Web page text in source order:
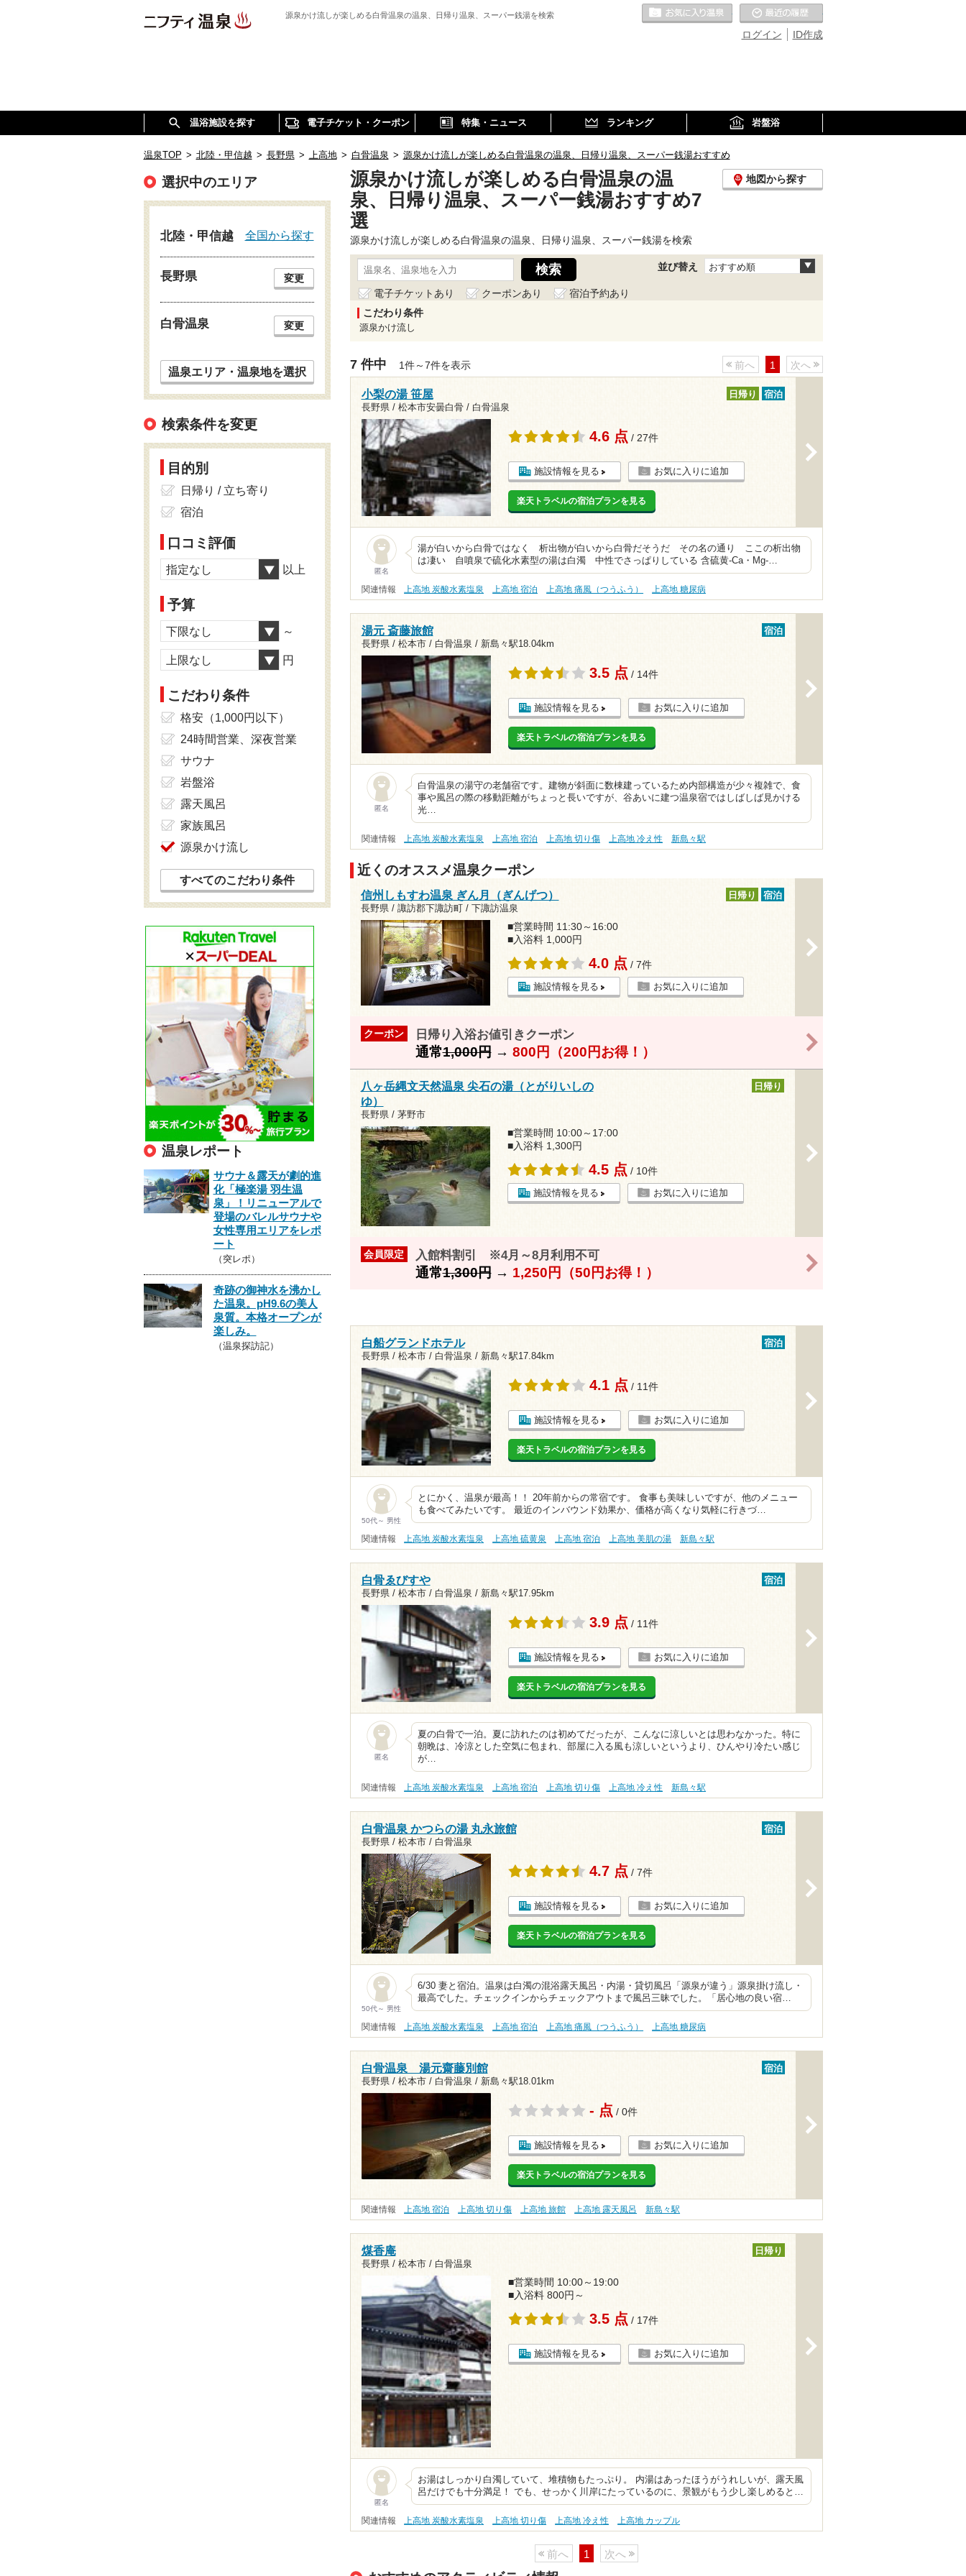
源泉かけ流しが楽しめる白骨温泉の温泉、日帰り温泉、スーパー銭湯を検索
ID作成
ログイン
お気に入りの温泉
温浴施設を探す 電子チケット・クーポン 特集・ニュース ランキング 岩盤浴
温泉TOP > 北陸・甲信越 > 長野県 > 上高地 > 白骨温泉 > 源泉かけ流しが楽しめる白骨温泉の温泉、日帰り温泉、スーパー銭湯おすすめ
源泉かけ流しが楽しめる白骨温泉の温
泉、日帰り温泉、スーパー銭湯おすすめ7
選
地図から探す
源泉かけ流しが楽しめる白骨温泉の温泉、日帰り温泉、スーパー銭湯を検索
並び替え おすすめ順
電子チケットあり クーポンあり
宿泊予約あり
こだわり条件
源泉かけ流し
7 件中 1件～7件を表示 前へ 1 次へ
小梨の湯 笹屋
長野県 / 松本市安曇白骨 / 白骨温泉
日帰り 宿泊
4.6 点 / 27件
施設情報を見る お気に入りに追加
楽天トラベルの宿泊プランを見る
匿名
湯が白いから白骨ではなく 析出物が白いから白骨だそうだ その名の通り ここの析出物
は凄い 自噴泉で硫化水素型の湯は白濁 中性でさっぱりしている 含硫黄-Ca・Mg-…
関連情報 上高地 炭酸水素塩泉 上高地 宿泊 上高地 痛風（つうふう） 上高地 糖尿病
湯元 斎藤旅館
長野県 / 松本市 / 白骨温泉 / 新島々駅18.04km
宿泊
3.5 点 / 14件
施設情報を見る お気に入りに追加
楽天トラベルの宿泊プランを見る
匿名
白骨温泉の湯守の老舗宿です。建物が斜面に数棟建っているため内部構造が少々複雑で、食
事や風呂の際の移動距離がちょっと長いですが、谷あいに建つ温泉宿ではしばしば見かける
光…
関連情報 上高地 炭酸水素塩泉 上高地 宿泊 上高地 切り傷 上高地 冷え性 新島々駅
近くのオススメ温泉クーポン
信州しもすわ温泉 ぎん月（ぎんげつ）
長野県 / 諏訪郡下諏訪町 / 下諏訪温泉
日帰り 宿泊
■営業時間 11:30～16:00
■入浴料 1,000円
4.0 点 / 7件
施設情報を見る お気に入りに追加
クーポン 日帰り入浴お値引きクーポン
通常1,000円→ 800円（200円お得！）
>
八ヶ岳縄文天然温泉 尖石の湯（とがりいしの
ゆ）
長野県 / 茅野市
日帰り
■営業時間 10:00～17:00
■入浴料 1,300円
4.5 点 / 10件
施設情報を見る お気に入りに追加
会員限定 入館料割引 ※4月～8月利用不可
通常1,300円→ 1,250円（50円お得！）
>
白船グランドホテル
長野県 / 松本市 / 白骨温泉 / 新島々駅17.84km
宿泊
4.1 点 / 11件
施設情報を見る お気に入りに追加
楽天トラベルの宿泊プランを見る
50代～ 男性
とにかく、温泉が最高！！ 20年前からの常宿です。 食事も美味しいですが、他のメニュー
も食べてみたいです。 最近のインバウンド効果か、価格が高くなり気軽に行きづ…
関連情報 上高地 炭酸水素塩泉 上高地 硫黄泉 上高地 宿泊 上高地 美肌の湯 新島々駅
白骨ゑびすや
長野県 / 松本市 / 白骨温泉 / 新島々駅17.95km
宿泊
3.9 点 / 11件
施設情報を見る お気に入りに追加
楽天トラベルの宿泊プランを見る
匿名
夏の白骨で一泊。夏に訪れたのは初めてだったが、こんなに涼しいとは思わなかった。特に
朝晩は、冷涼とした空気に包まれ、部屋に入る風も涼しいというより、ひんやり冷たい感じ
が…
関連情報 上高地 炭酸水素塩泉 上高地 宿泊 上高地 切り傷 上高地 冷え性 新島々駅
白骨温泉 かつらの湯 丸永旅館
長野県 / 松本市 / 白骨温泉
宿泊
4.7 点 / 7件
施設情報を見る お気に入りに追加
楽天トラベルの宿泊プランを見る
50代～ 男性
6/30 妻と宿泊。温泉は白濁の混浴露天風呂・内湯・貸切風呂「源泉が違う」源泉掛け流し・
最高でした。チェックインからチェックアウトまで風呂三昧でした。「居心地の良い宿…
関連情報 上高地 炭酸水素塩泉 上高地 宿泊 上高地 痛風（つうふう） 上高地 糖尿病
白骨温泉 湯元齋藤別館
長野県 / 松本市 / 白骨温泉 / 新島々駅18.01km
宿泊
- 点 / 0件
施設情報を見る お気に入りに追加
楽天トラベルの宿泊プランを見る
関連情報 上高地 宿泊 上高地 切り傷 上高地 旅館 上高地 露天風呂 新島々駅
煤香庵
長野県 / 松本市 / 白骨温泉
日帰り
■営業時間 10:00～19:00
■入浴料 800円～
3.5 点 / 17件
施設情報を見る お気に入りに追加
匿名
お湯はしっかり白濁していて、堆積物もたっぷり。 内湯はあったほうがうれしいが、露天風
呂だけでも十分満足！ でも、せっかく川岸にたっているのに、景観がもう少し楽しめると…
関連情報 上高地 炭酸水素塩泉 上高地 切り傷 上高地 冷え性 上高地 カップル
前へ 1 次へ
選択中のエリア
北陸・甲信越 全国から探す
長野県 変更
白骨温泉 変更
温泉エリア・温泉地を選択
検索条件を変更
目的別
日帰り / 立ち寄り
宿泊
口コミ評価
指定なし 以上
予算
下限なし ～
上限なし 円
こだわり条件
格安（1,000円以下）
24時間営業、深夜営業
サウナ
岩盤浴
露天風呂
家族風呂
源泉かけ流し
すべてのこだわり条件
温泉レポート
サウナ＆露天が劇的進
化「極楽湯 羽生温
泉」！リニューアルで
登場のバレルサウナや
女性専用エリアをレポ
ート
（突レポ）
奇跡の御神水を沸かし
た温泉。pH9.6の美人
泉質。本格オープンが
楽しみ。
（温泉探訪記）